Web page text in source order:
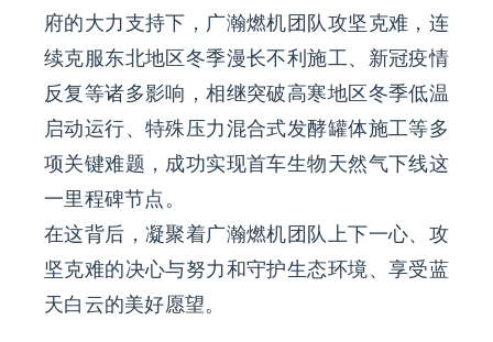
府的大力支持下，广瀚燃机团队攻坚克难，连
续克服东北地区冬季漫长不利施工、新冠疫情
反复等诸多影响，相继突破高寒地区冬季低温
启动运行、特殊压力混合式发酵罐体施工等多
项关键难题，成功实现首车生物天然气下线这
一里程碑节点。
在这背后，凝聚着广瀚燃机团队上下一心、攻
坚克难的决心与努力和守护生态环境、享受蓝
天白云的美好愿望。